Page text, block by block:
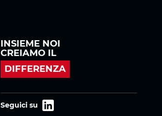
INSIEME NOI
CREIAMO IL
DIFFERENZA
Seguici su